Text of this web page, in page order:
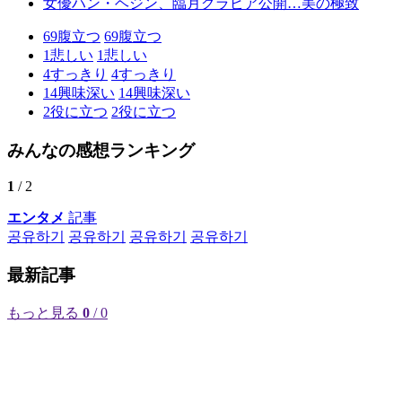
69腹立つ 69腹立つ
1悲しい 1悲しい
4すっきり 4すっきり
14興味深い 14興味深い
2役に立つ 2役に立つ
みんなの感想ランキング
1 / 2
エンタメ 記事
공유하기
공유하기 공유하기 공유하기
最新記事
もっと見る 0 / 0